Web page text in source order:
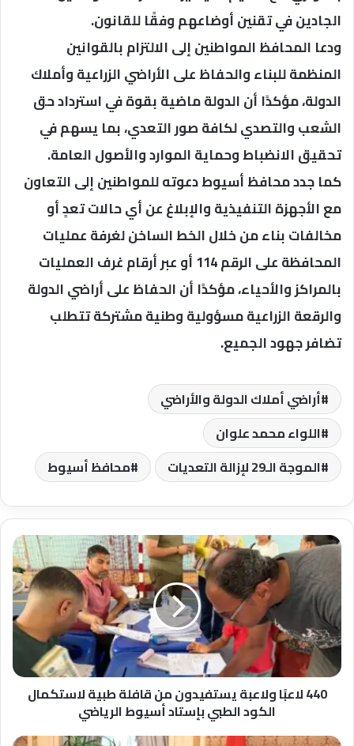
الجادين في تقنين أوضاعهم وفقًا للقانون.
ودعا المحافظ المواطنين إلى الالتزام بالقوانين
المنظمة للبناء والحفاظ على الأراضي الزراعية وأملاك
الدولة، مؤكدًا أن الدولة ماضية بقوة في استرداد حق
الشعب والتصدي لكافة صور التعدي، بما يسهم في
تحقيق الانضباط وحماية الموارد والأصول العامة.
كما جدد محافظ أسيوط دعوته للمواطنين إلى التعاون
مع الأجهزة التنفيذية والإبلاغ عن أي حالات تعدٍ أو
مخالفات بناء من خلال الخط الساخن لغرفة عمليات
المحافظة على الرقم 114 أو عبر أرقام غرف العمليات
بالمراكز والأحياء، مؤكدًا أن الحفاظ على أراضي الدولة
والرقعة الزراعية مسؤولية وطنية مشتركة تتطلب
تضافر جهود الجميع.
أراضي أملاك الدولة والأراضي
اللواء محمد علوان
الموجة الـ29 لإزالة التعديات
محافظ أسيوط
440
لاعبًا
ولاعبة
يستفيدون
من
قافلة
طبية
لاستكمال
الكود
الطبي
الرياضي
440 لاعبًا ولاعبة يستفيدون من قافلة طبية لاستكمال
الكود الطبي بإستاد أسيوط الرياضي